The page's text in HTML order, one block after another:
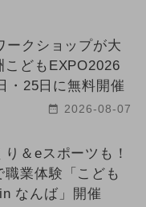
ークショップが大
こどもEXPO2026
・25日に無料開催
2026-08-07
＆eスポーツも！
職業体験「こども
なんば」開催